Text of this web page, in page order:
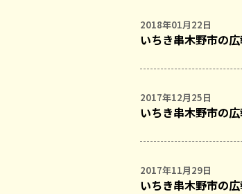
2018年01月22日
いちき串木野市の
2017年12月25日
いちき串木野市の
2017年11月29日
いちき串木野市の